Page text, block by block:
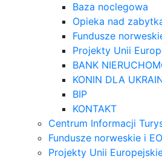
Baza noclegowa
Opieka nad
Fundusze
Projekty Unii
BANK
KONIN DLA
BIP
KONTAKT
Centrum Informacji
Fundusze norweskie i
Projekty Unii